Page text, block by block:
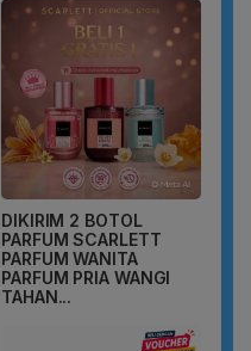
DIKIRIM 2 BOTOL
PARFUM SCARLETT
PARFUM WANITA
PARFUM PRIA WANGI
TAHAN...